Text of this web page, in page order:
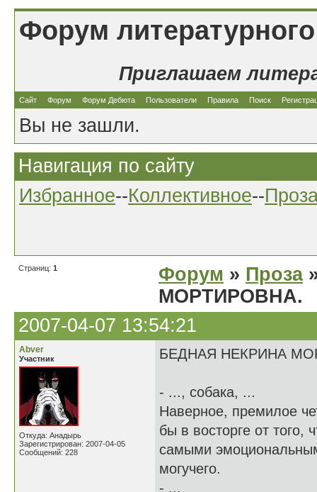
Форум
Приглашаем
Сайт Форум Форум Дебюта Пользователи Правила Поиск
Вы не зашли.
Навигация по сайту
Избранное--Коллективное--
Страниц: 1 Форум » Проза
МОРТИРОВНА.
2007-04-07 13:54:21
Abver
Участник
Откуда: Анадырь
Зарегистрирован: 2007-04-05
Сообщений: 228
БЕДНАЯ НЕКРИНА
- ..., собака, ...
Наверное, премилое
бы в восторге от того,
самыми
могучего.
- ...